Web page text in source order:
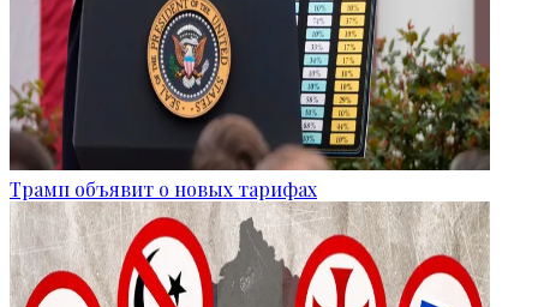
Трамп объявит о новых тарифах